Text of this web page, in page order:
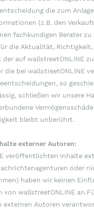
die zum
(z.B. den
fachkundigen Berater
die Aktualität,
auf wallstreetONLINE
die bei wallstreetONLINE
so
schließen wir unsere
bleibt unberührt.
externer Autoren:
veröffentlichten Inhalte
oder
haben wir keinen
von wallstreetONLINE
externen Autoren